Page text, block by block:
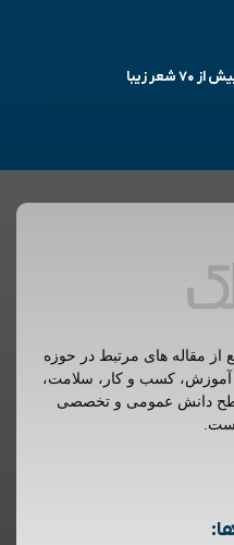
زیبا
از مقاله های مرتبط در حوزه
آموزش، کسب و کار، سلامت،
دانش عمومی و تخصصی